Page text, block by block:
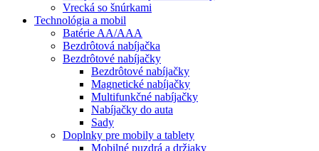
Vrecká so šnúrkami
Technológia a mobil
Batérie AA/AAA
Bezdrôtová nabíjačka
Bezdrôtové nabíjačky
Bezdrôtové nabíjačky
Magnetické nabíjačky
Multifunkčné nabíjačky
Nabíjačky do auta
Sady
Doplnky pre mobily a tablety
Mobilné puzdrá a držiaky